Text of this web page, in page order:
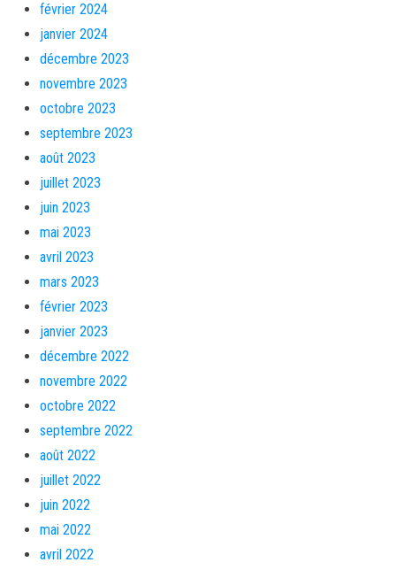
février 2024
janvier 2024
décembre 2023
novembre 2023
octobre 2023
septembre 2023
août 2023
juillet 2023
juin 2023
mai 2023
avril 2023
mars 2023
février 2023
janvier 2023
décembre 2022
novembre 2022
octobre 2022
septembre 2022
août 2022
juillet 2022
juin 2022
mai 2022
avril 2022